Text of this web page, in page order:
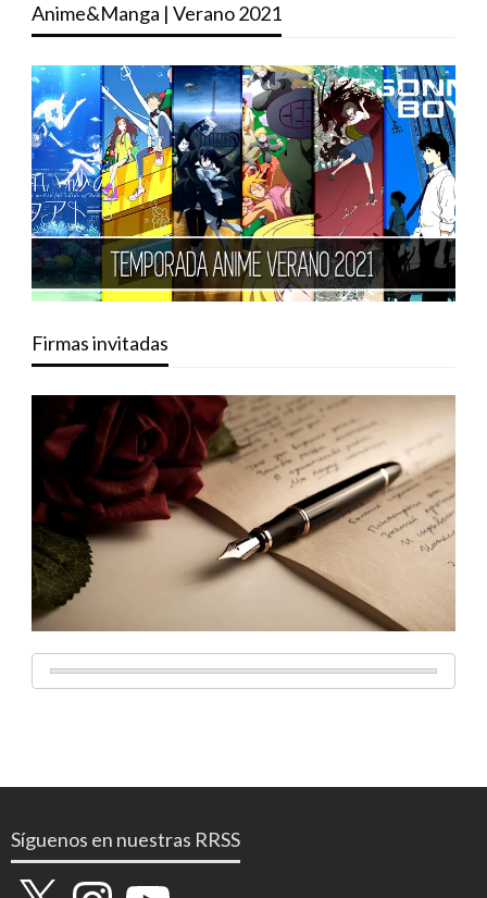
Anime&Manga | Verano 2021
Firmas invitadas
Síguenos en nuestras RRSS
X InstagramYouTube